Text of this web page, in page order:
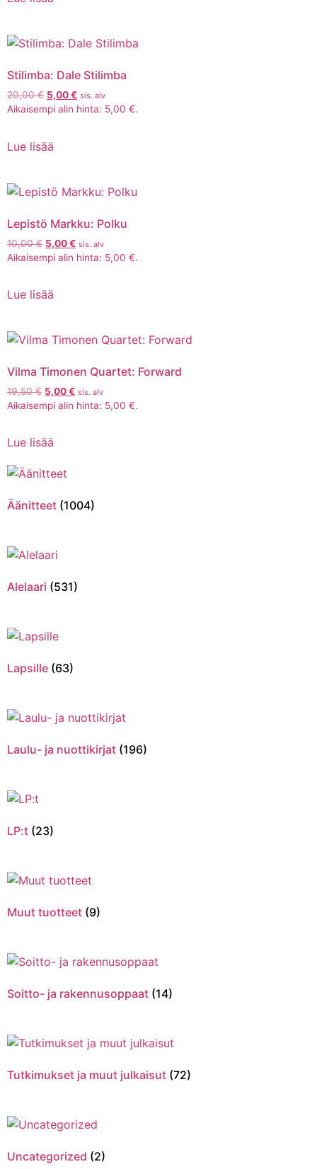
Stilimba: Dale Stilimba
20,00€ 5,00€ sis. alv
Aikaisempi alin hinta: 5,00 €.
Lue lisää
Lepistö Markku: Polku
10,00€ 5,00€ sis. alv
Aikaisempi alin hinta: 5,00 €.
Lue lisää
Vilma Timonen Quartet: Forward
19,50€ 5,00€ sis. alv
Aikaisempi alin hinta: 5,00 €.
Lue lisää
Äänitteet (1004)
Alelaari (531)
Lapsille (63)
Laulu- ja nuottikirjat (196)
LP:t (23)
Muut tuotteet (9)
Soitto- ja rakennusoppaat (14)
Tutkimukset ja muut julkaisut (72)
Uncategorized (2)